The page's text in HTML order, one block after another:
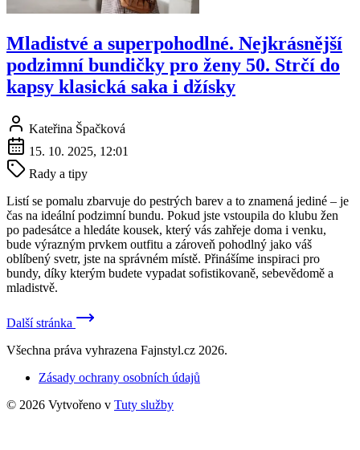
Mladistvé a superpohodlné. Nejkrásnější
podzimní bundičky pro ženy 50. Strčí do
kapsy klasická saka i džísky
Kateřina Špačková
15. 10. 2025, 12:01
Rady a tipy
Listí se pomalu zbarvuje do pestrých barev a to znamená jediné – je
čas na ideální podzimní bundu. Pokud jste vstoupila do klubu žen
po padesátce a hledáte kousek, který vás zahřeje doma i venku,
bude výrazným prvkem outfitu a zároveň pohodlný jako váš
oblíbený svetr, jste na správném místě. Přinášíme inspiraci pro
bundy, díky kterým budete vypadat sofistikovaně, sebevědomě a
mladistvě.
Další stránka
Všechna práva vyhrazena Fajnstyl.cz 2026.
Zásady ochrany osobních údajů
© 2026 Vytvořeno v Tuty služby